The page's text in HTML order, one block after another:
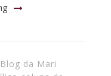
Blog da Mari